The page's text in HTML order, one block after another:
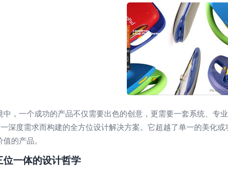
中，一个成功的产品不仅需要出色的创意，更需要一套系统、专
深度需求而构建的全方位设计解决方案。它超越了单一的美化
的产品。
一体的设计哲学